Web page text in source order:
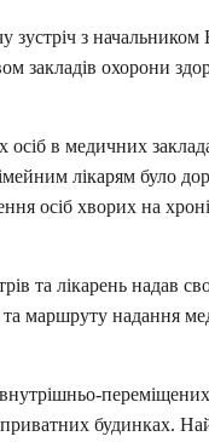
з начальником
закладів охорони
осіб в медичних
лікарям було
осіб хворих на
та лікарень надав
маршруту надання
переміщених
будинках.